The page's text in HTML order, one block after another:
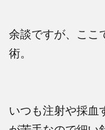
余談ですが、ここ
術。
いつも注射や採血